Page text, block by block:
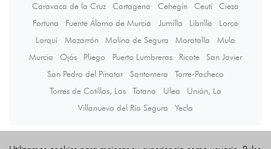
Caravaca de la Cruz
Cartagena Cehegín Ceutí
Cieza
Fortuna
Fuente Álamo de Murcia Jumilla Librilla
Lorca
Lorquí
Mazarrón Molina de Segura Moratalla
Mula
Murcia
Ojós Pliego Puerto Lumbreras Ricote
San Javier
San Pedro del Pinatar
Santomera
Torre-Pacheco
Torres de Cotillas, Las
Totana Ulea
Unión, La
Villanueva del Río Segura
Yecla